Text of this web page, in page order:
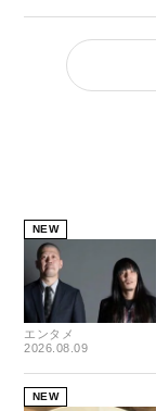
NEW
エンタメ
2026.08.09
NEW